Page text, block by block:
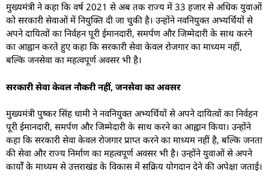
मुख्यमंत्री ने कहा कि वर्ष 2021 से अब तक राज्य में 33 हजार से अधिक युवाओं
को सरकारी सेवाओं में नियुक्ति दी जा चुकी है। उन्होंने नवनियुक्त अभ्यर्थियों से
अपने दायित्वों का निर्वहन पूरी ईमानदारी, समर्पण और जिम्मेदारी के साथ करने
का आह्वान करते हुए कहा कि सरकारी सेवा केवल रोजगार का माध्यम नहीं,
बल्कि जनसेवा का महत्वपूर्ण अवसर भी है।
सरकारी सेवा केवल नौकरी नहीं, जनसेवा का अवसर
मुख्यमंत्री पुष्कर सिंह धामी ने नवनियुक्त अभ्यर्थियों से अपने दायित्वों का निर्वहन
पूरी ईमानदारी, समर्पण और जिम्मेदारी के साथ करने का आह्वान किया। उन्होंने
कहा कि सरकारी सेवा केवल रोजगार प्राप्त करने का माध्यम नहीं है, बल्कि जनता
की सेवा और राज्य निर्माण का महत्वपूर्ण अवसर भी है। उन्होंने युवाओं से अपने
कार्यों के माध्यम से उत्तराखंड के विकास में सक्रिय योगदान देने की अपेक्षा जताई।